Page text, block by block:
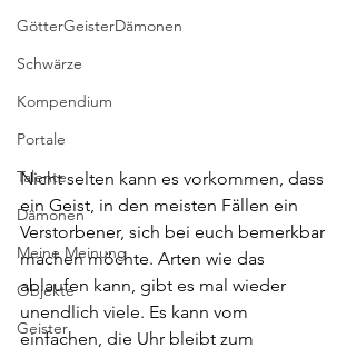
GötterGeisterDämonen
Schwärze
Kompendium
Portale
Talente
Dämonen
Meine Meinung
Objekte
Geister
Nicht selten kann es vorkommen, dass
ein Geist, in den meisten Fällen ein
Verstorbener, sich bei euch bemerkbar
machen möchte. Arten wie das
ablaufen kann, gibt es mal wieder
unendlich viele. Es kann vom
einfachen, die Uhr bleibt zum